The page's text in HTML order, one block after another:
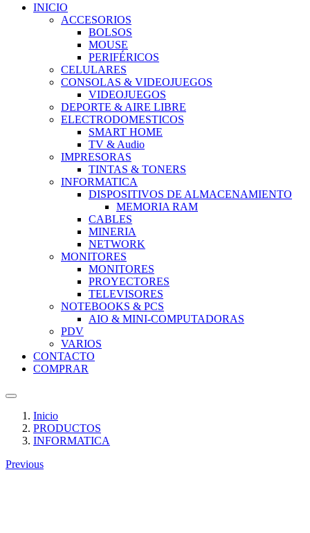
INICIO
ACCESORIOS
BOLSOS
MOUSE
PERIFÉRICOS
CELULARES
CONSOLAS & VIDEOJUEGOS
VIDEOJUEGOS
DEPORTE & AIRE LIBRE
ELECTRODOMESTICOS
SMART HOME
TV & Audio
IMPRESORAS
TINTAS & TONERS
INFORMATICA
DISPOSITIVOS DE ALMACENAMIENTO
MEMORIA RAM
CABLES
MINERIA
NETWORK
MONITORES
MONITORES
PROYECTORES
TELEVISORES
NOTEBOOKS & PCS
AIO & MINI-COMPUTADORAS
PDV
VARIOS
CONTACTO
COMPRAR
Inicio
PRODUCTOS
INFORMATICA
Previous